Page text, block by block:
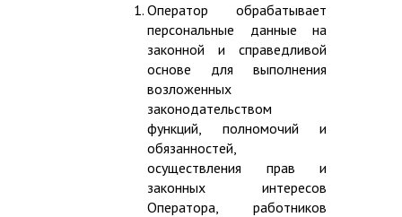
Оператор обрабатывает
персональные данные на
законной и справедливой
основе для выполнения
возложенных
законодательством
функций, полномочий и
обязанностей,
осуществления прав и
законных интересов
Оператора, работников